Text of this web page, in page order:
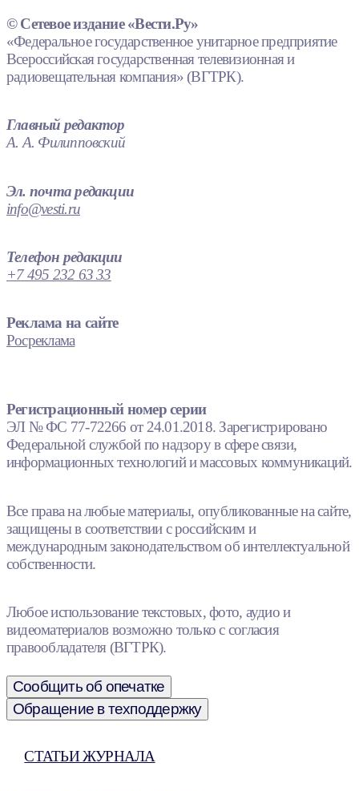
© Сетевое издание «Вести.Ру»
«Федеральное государственное унитарное предприятие
Всероссийская государственная телевизионная и
радиовещательная компания» (ВГТРК).
Главный редактор
А. А. Филипповский
Эл. почта редакции
info@vesti.ru
Телефон редакции
+7 495 232 63 33
Реклама на сайте
Росреклама
Регистрационный номер серии
ЭЛ № ФС 77-72266 от 24.01.2018. Зарегистрировано
Федеральной службой по надзору в сфере связи,
информационных технологий и массовых коммуникаций.
Все права на любые материалы, опубликованные на сайте,
защищены в соответствии с российским и
международным законодательством об интеллектуальной
собственности.
Любое использование текстовых, фото, аудио и
видеоматериалов возможно только с согласия
правообладателя (ВГТРК).
Сообщить об опечатке
Обращение в техподдержку
СТАТЬИ ЖУРНАЛА